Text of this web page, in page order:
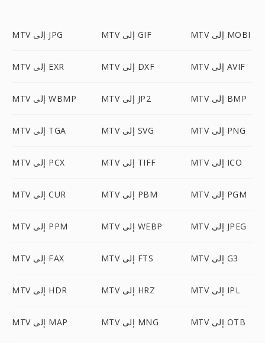
MTV إلى JPG MTV إلى GIF MTV إلى MOBI
MTV إلى EXR MTV إلى DXF MTV إلى AVIF
MTV إلى WBMP MTV إلى JP2 MTV إلى BMP
MTV إلى TGA MTV إلى SVG MTV إلى PNG
MTV إلى PCX MTV إلى TIFF MTV إلى ICO
MTV إلى CUR MTV إلى PBM MTV إلى PGM
MTV إلى PPM MTV إلى WEBP MTV إلى JPEG
MTV إلى FAX MTV إلى FTS MTV إلى G3
MTV إلى HDR MTV إلى HRZ MTV إلى IPL
MTV إلى MAP MTV إلى MNG MTV إلى OTB